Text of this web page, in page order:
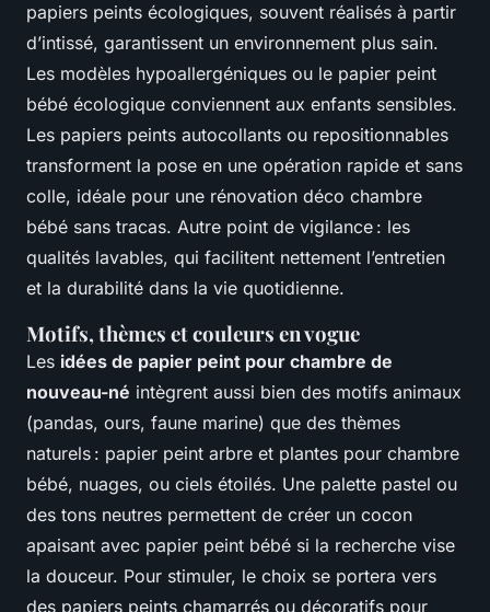
papiers peints écologiques, souvent réalisés à partir
d’intissé, garantissent un environnement plus sain.
Les modèles hypoallergéniques ou le papier peint
bébé écologique conviennent aux enfants sensibles.
Les papiers peints autocollants ou repositionnables
transforment la pose en une opération rapide et sans
colle, idéale pour une rénovation déco chambre
bébé sans tracas. Autre point de vigilance : les
qualités lavables, qui facilitent nettement l’entretien
et la durabilité dans la vie quotidienne.
Motifs, thèmes et couleurs en vogue
Les idées de papier peint pour chambre de
nouveau-né intègrent aussi bien des motifs animaux
(pandas, ours, faune marine) que des thèmes
naturels : papier peint arbre et plantes pour chambre
bébé, nuages, ou ciels étoilés. Une palette pastel ou
des tons neutres permettent de créer un cocon
apaisant avec papier peint bébé si la recherche vise
la douceur. Pour stimuler, le choix se portera vers
des papiers peints chamarrés ou décoratifs pour